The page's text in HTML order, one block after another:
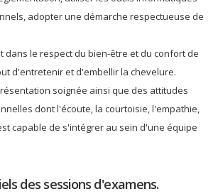
adopter une démarche respectueuse de
dans le respect du bien-être et du confort de
d'entretenir et d'embellir la chevelure.
soignée ainsi que des attitudes
dont l'écoute, la courtoisie, l'empathie,
capable de s'intégrer au sein d'une équipe
des sessions d'examens.